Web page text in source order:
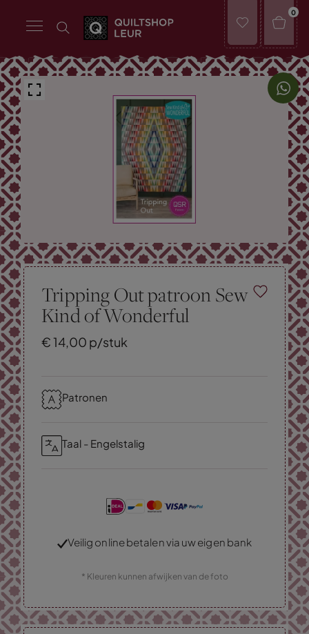
0
Tripping Out patroon Sew
Kind of Wonderful
€14,00 p/stuk
Patronen
Taal - Engelstalig
Veilig online betalen via uw eigen bank
* Kleuren kunnen afwijken van de foto